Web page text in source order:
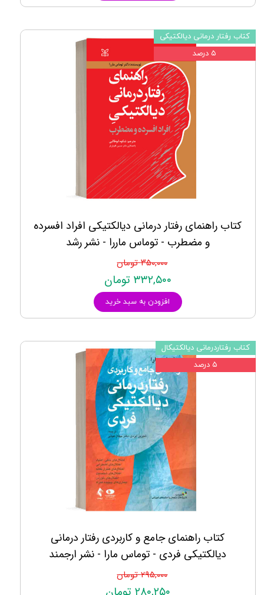
کتاب راهنمای رفتار درمانی دیالکتیکی افراد افسرده
و مضطرب - توماس ماررا - نشر رشد
۳۵۰,۰۰۰ تومان
۳۳۲,۵۰۰ تومان
افزودن به سبد خرید
کتاب رفتار درمانی دیالکتیکی
۵ درصد
کتاب راهنمای جامع و کاربردی رفتار درمانی
دیالکتیکی فردی - توماس مارا - نشر ارجمند
۲۹۵,۰۰۰ تومان
کتاب رفتاردرمانی دیالکتیکال
۵ درصد